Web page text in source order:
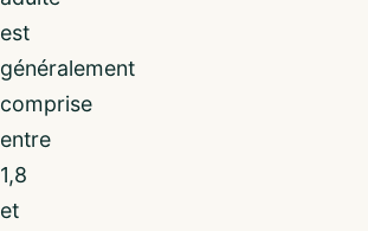
est
généralement
comprise
entre
1,8
et